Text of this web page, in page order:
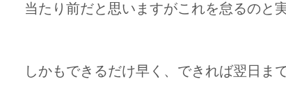
当たり前だと思いますがこれを怠るのと
しかもできるだけ早く、できれば翌日ま